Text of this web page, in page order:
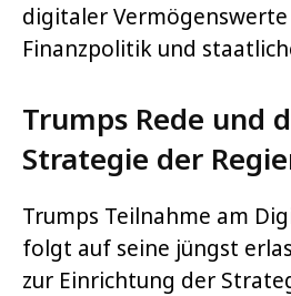
digitaler
Finanzpolitik und
Trumps Rede und
Strategie der
Trumps Teilnahme am
folgt auf seine jüngst
zur Einrichtung der